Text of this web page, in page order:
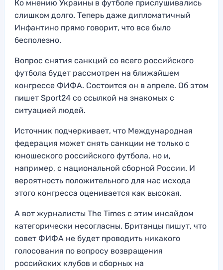
Ко мнению Украины в футболе прислушивались
слишком долго. Теперь даже дипломатичный
Инфантино прямо говорит, что все было
бесполезно.
Вопрос снятия санкций со всего российского
футбола будет рассмотрен на ближайшем
конгрессе ФИФА. Состоится он в апреле. Об этом
пишет Sport24 со ссылкой на знакомых с
ситуацией людей.
Источник подчеркивает, что Международная
федерация может снять санкции не только с
юношеского российского футбола, но и,
например, с национальной сборной России. И
вероятность положительного для нас исхода
этого конгресса оценивается как высокая.
А вот журналисты The Times с этим инсайдом
категорически несогласны. Британцы пишут, что
совет ФИФА не будет проводить никакого
голосования по вопросу возвращения
российских клубов и сборных на